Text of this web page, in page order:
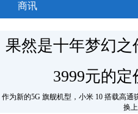
商讯
果然是十年梦幻之
3999元的
作为新的5G 旗舰机型，小米 10 搭载高通
换